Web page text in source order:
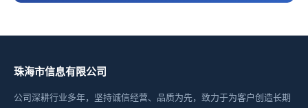
珠海市信息有限公司
公司深耕行业多年，坚持诚信经营、品质为先，致力于为客户创造长期